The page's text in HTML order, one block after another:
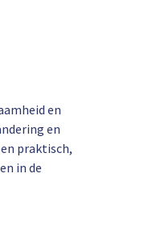
en
en
praktisch,
in de